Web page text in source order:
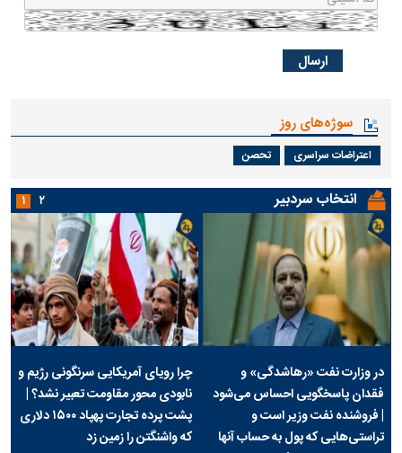
سوژه‌های روز
اعتراضات سراسری تحصن
انتخاب سردبیر
در وزارت نفت «رهاشدگی» و
فقدان پاسخگویی احساس می‌شود
| فروشنده نفت وزیر است و
تراستی‌هایی که پول به حساب آنها
چرا رویای آمریکایی سرنگونی رژیم و
نابودی محور مقاومت تعبیر نشد؟ |
پشت پرده تجارت پهپاد‌ ۱۵۰۰ دلاری
که واشنگتن را زمین زد
۱ ۲